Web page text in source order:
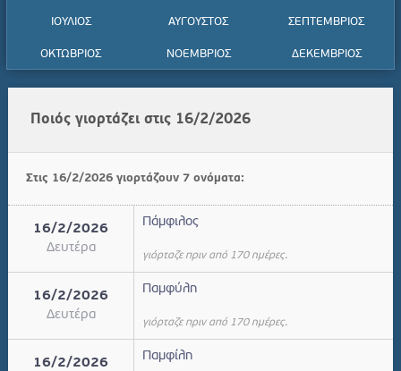
ΙΟΥΛΙΟΣ ΑΥΓΟΥΣΤΟΣ ΣΕΠΤΕΜΒΡΙΟΣ
ΟΚΤΩΒΡΙΟΣ ΝΟΕΜΒΡΙΟΣ ΔΕΚΕΜΒΡΙΟΣ
Ποιός γιορτάζει στις 16/2/2026
Στις 16/2/2026 γιορτάζουν 7 ονόματα:
16/2/2026
Δευτέρα
Πάμφιλος
γιόρταζε πριν από 170 ημέρες.
16/2/2026
Δευτέρα
Παμφύλη
γιόρταζε πριν από 170 ημέρες.
16/2/2026
Παμφίλη